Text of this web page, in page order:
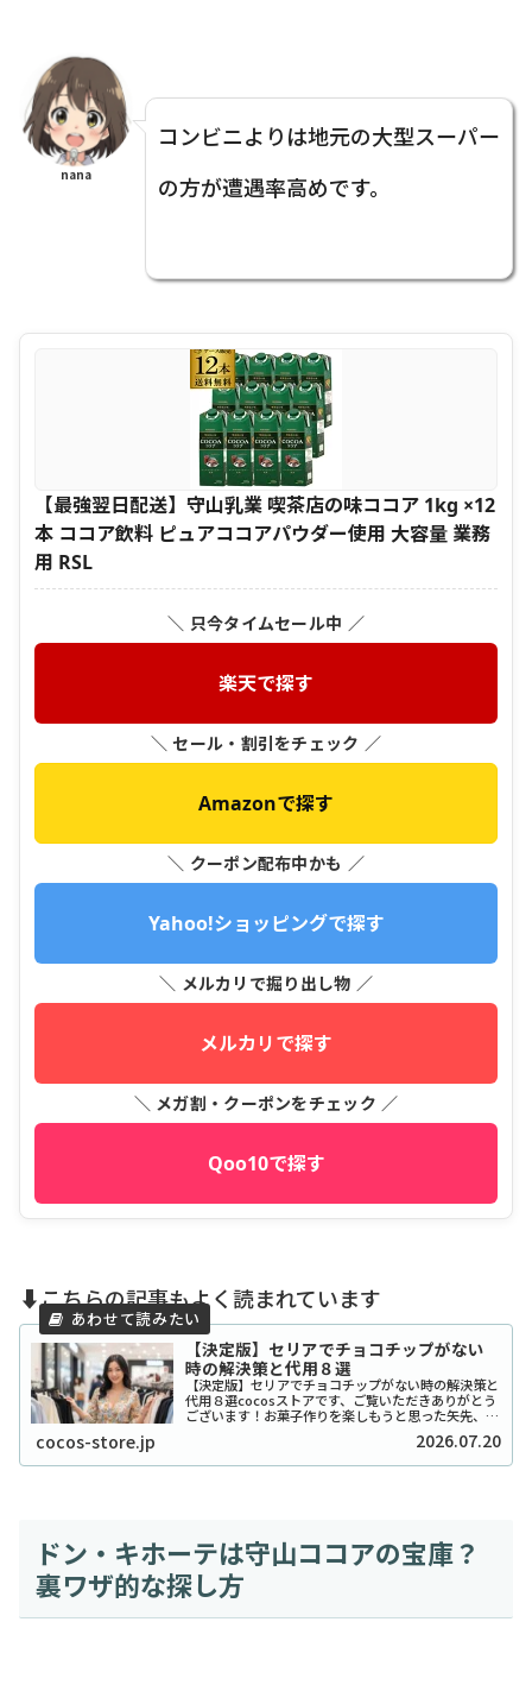
nana
コンビニよりは地元の大型スーパー
の方が遭遇率高めです。
【最強翌日配送】守山乳業 喫茶店の味ココア 1kg ×12
本 ココア飲料 ピュアココアパウダー使用 大容量 業務
用 RSL
＼ 只今タイムセール中 ／
楽天で探す
＼ セール・割引をチェック ／
Amazonで探す
＼ クーポン配布中かも ／
Yahoo!ショッピングで探す
＼ メルカリで掘り出し物 ／
メルカリで探す
＼ メガ割・クーポンをチェック ／
Qoo10で探す
⬇️こちらの記事もよく読まれています
【決定版】セリアでチョコチップがない
時の解決策と代用８選
【決定版】セリアでチョコチップがない時の解決策と
代用８選cocosストアです、ご覧いただきありがとう
ございます！お菓子作りを楽しもうと思った矢先、セ
リアでチョコチップが「ない！」と困ったことはあり
ませんか？実は私も、クッキーを焼こうとした日...
cocos-store.jp 2026.07.20
ドン・キホーテは守山ココアの宝庫？
裏ワザ的な探し方